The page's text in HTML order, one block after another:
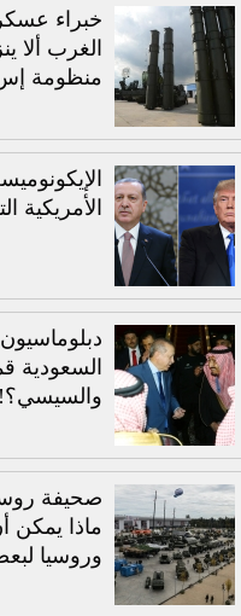
خبراء
الغرب ألا
منظومة إس
الأمريكية
السعودية
والسيسي؟!
صحيفة
ماذا يمكن
وروسيا